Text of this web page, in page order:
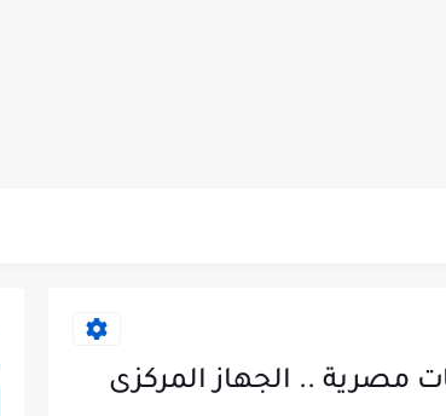
فى 3 محافظات و 4 جامعات مصرية .. الجهاز المركزى